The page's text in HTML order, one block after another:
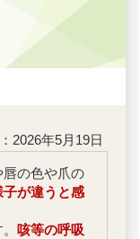
2026年5月19日
の色や爪の
が違うと感
咳等の呼吸